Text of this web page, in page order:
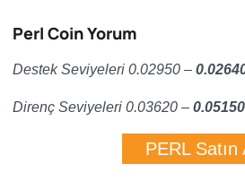
Perl Coin Yorum
Destek Seviyeleri 0.02950 –
Direnç Seviyeleri 0.03620 – 0.05150
PERL Satın